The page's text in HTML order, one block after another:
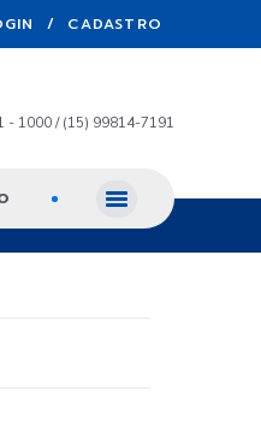
/ CADASTRO
- 1000 / (15) 99814-7191